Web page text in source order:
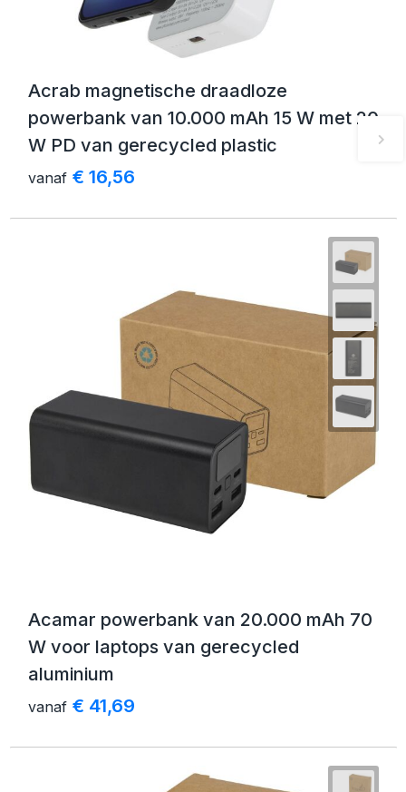
Acrab magnetische draadloze
powerbank van 10.000 mAh 15 W met 20
W PD van gerecycled plastic
vanaf € 16,56
Acamar powerbank van 20.000 mAh 70
W voor laptops van gerecycled
aluminium
vanaf € 41,69